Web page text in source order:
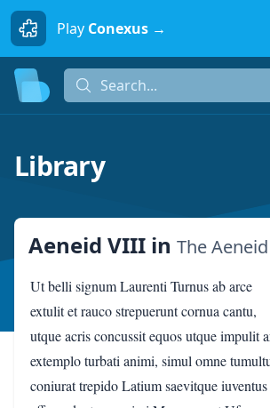
Play Conexus →
Search...
Library
Aeneid VIII in The Aeneid
Ut belli signum Laurenti Turnus ab arce
extulit et rauco strepuerunt cornua cantu,
utque acris concussit equos utque impulit
extemplo turbati animi, simul omne
coniurat trepido Latium saevitque iuventus